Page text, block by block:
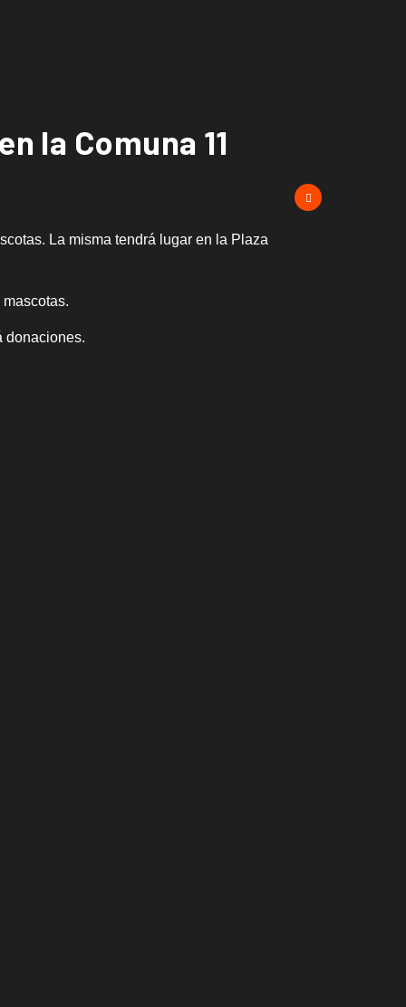
la Comuna 11
La misma tendrá lugar en la Plaza
donaciones.